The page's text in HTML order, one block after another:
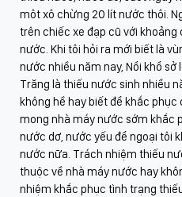
môt xô chừng 20 lít nước thôi.
trên chiếc xe đạp cũ với khoảng
nước. Khi tôi hỏi ra mới biết là
nước nhiều năm nay, Nổi khổ
Trăng là thiếu nước sinh nhiều
không hề hay biết để khắc phục
mong nhà máy nước sớm khắc
nước dơ, nước yếu để ngoại tôi
nước nữa. Trách nhiệm thiếu
thuộc về nhà máy nước hay
nhiệm khắc phục tình trạng